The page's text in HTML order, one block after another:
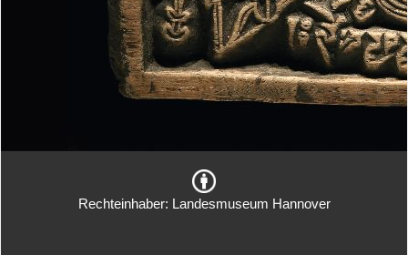
Rechteinhaber: Landesmuseum Hannover